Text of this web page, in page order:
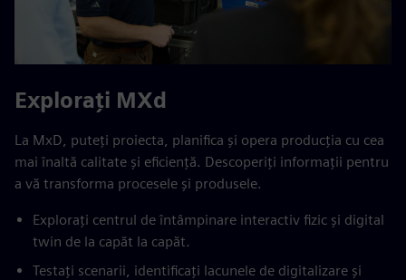
Explorați MXd
La MxD, puteți proiecta, planifica și opera producția cu cea
mai înaltă calitate și eficiență. Descoperiți informații pentru
a vă transforma procesele și produsele.
Explorați centrul de întâmpinare interactiv fizic și digital
twin de la capăt la capăt.
Testați scenarii, identificați lacunele de digitalizare și